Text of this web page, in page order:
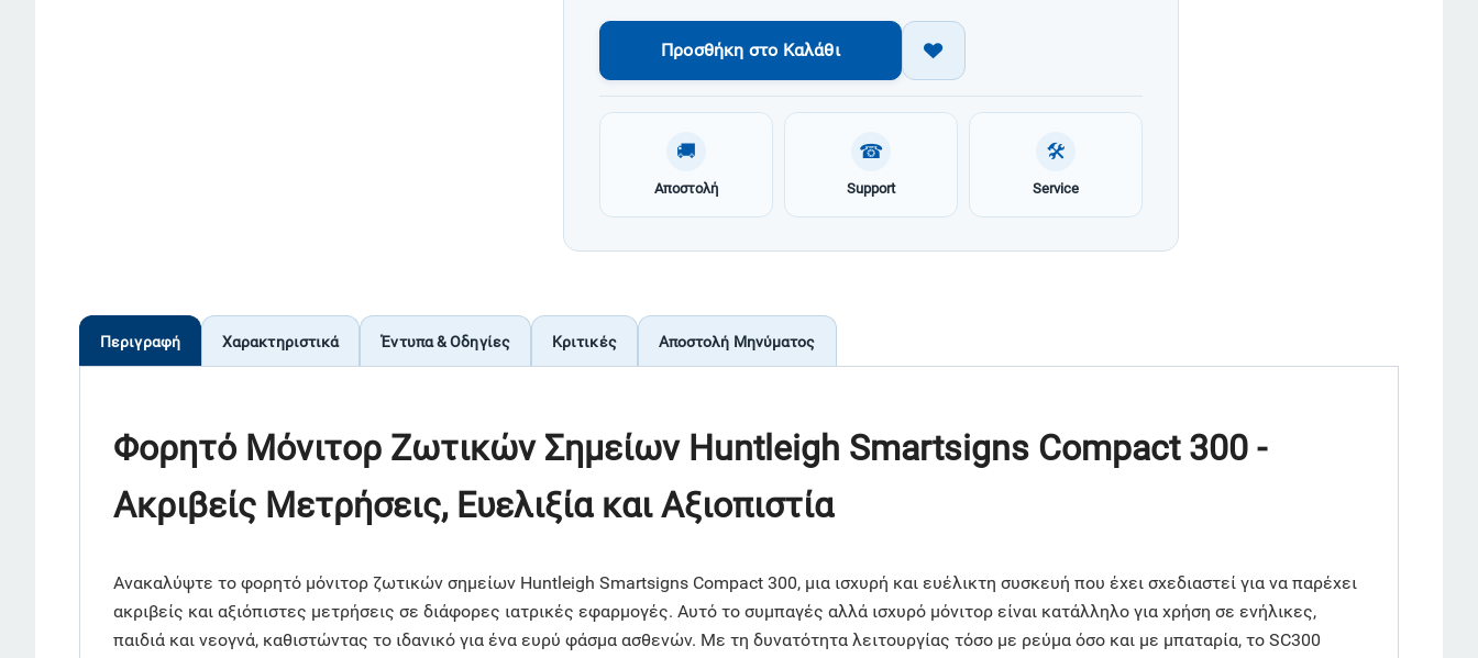
Προσθήκη στο Καλάθι
🚚
Αποστολή
☎
Support
🛠
Service
Περιγραφή Χαρακτηριστικά Έντυπα & Οδηγίες Κριτικές Αποστολή Μηνύματος
Φορητό Μόνιτορ Ζωτικών Σημείων Huntleigh Smartsigns Compact 300 -
Ακριβείς Μετρήσεις, Ευελιξία και Αξιοπιστία
Ανακαλύψτε το φορητό μόνιτορ ζωτικών σημείων Huntleigh Smartsigns Compact 300, μια ισχυρή και ευέλικτη συσκευή που έχει σχεδιαστεί για να παρέχει
ακριβείς και αξιόπιστες μετρήσεις σε διάφορες ιατρικές εφαρμογές. Αυτό το συμπαγές αλλά ισχυρό μόνιτορ είναι κατάλληλο για χρήση σε ενήλικες,
παιδιά και νεογνά, καθιστώντας το ιδανικό για ένα ευρύ φάσμα ασθενών. Με τη δυνατότητα λειτουργίας τόσο με ρεύμα όσο και με μπαταρία, το SC300